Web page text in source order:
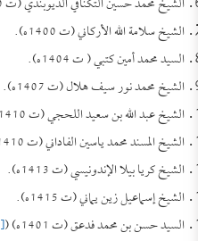
الشيخ سلامة الله الأركاني (ت 1400ه).
السيد محمد أمين كتبي ( ت 1404ه).
الشيخ محمد نور سيف هلال (ت 1407ه).
الشيخ عبد الله بن سعيد اللحجي (ت 1410ه).
الشيخ المسند محمد ياسين الفاداني (ت 1410ه).
الشيخ كريا بيلا الإندونيسي (ت 1413ه).
الشيخ إسماعيل زين يماني (ت 1415ه).
السيد حسن بن محمد فدعق (ت 1401ه) (
[6]